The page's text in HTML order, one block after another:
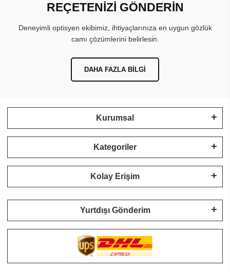
REÇETENİZİ GÖNDERİN
Deneyimli optisyen ekibimiz, ihtiyaçlarınıza en uygun gözlük
camı çözümlerini belirlesin.
DAHA FAZLA BILGI
Kurumsal
Kategoriler
Kolay Erişim
Yurtdışı Gönderim